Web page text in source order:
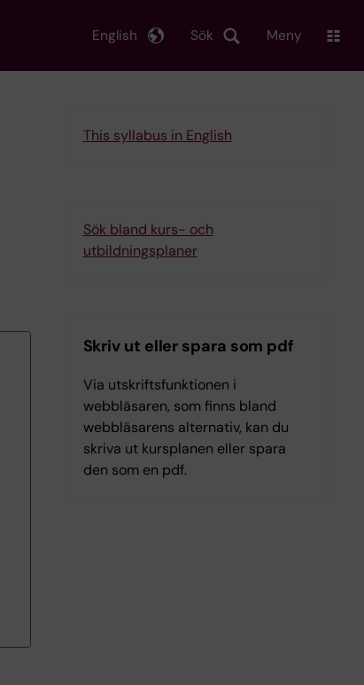
Sök
English Meny
This syllabus in English
Sök bland kurs- och
utbildningsplaner
Skriv ut eller spara som pdf
Via utskriftsfunktionen i
webbläsaren, som finns bland
webbläsarens alternativ, kan du
skriva ut kursplanen eller spara
den som en pdf.